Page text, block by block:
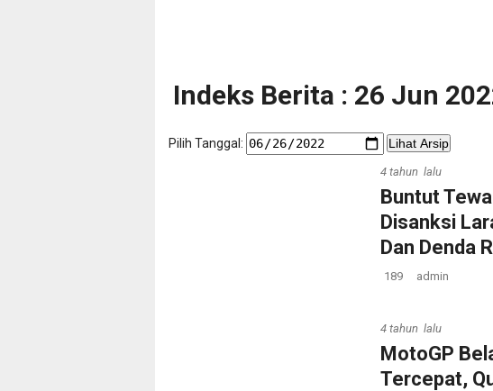
Indeks Berita : 26 Jun
Pilih Tanggal: Lihat Arsip
4 tahun lalu
Buntut
Disanksi
Dan Denda
189 admin
4 tahun lalu
MotoGP
Tercepat,